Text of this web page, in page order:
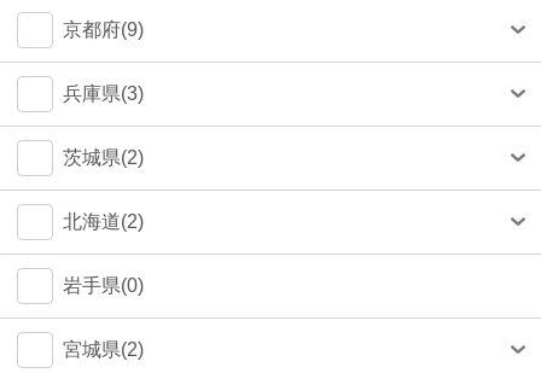
中央区(50)
品川区(33)
豊島区(14)
目黒区(14)
文京区(12)
世田谷区(6)
大和市(0)
大阪市(39)
豊中市(3)
吹田市(1)
京都府(9)
京都市(9)
兵庫県(3)
神戸市(1)
茨城県(2)
つくば市(1)
北海道(2)
札幌市(1)
岩手県(0)
宮城県(2)